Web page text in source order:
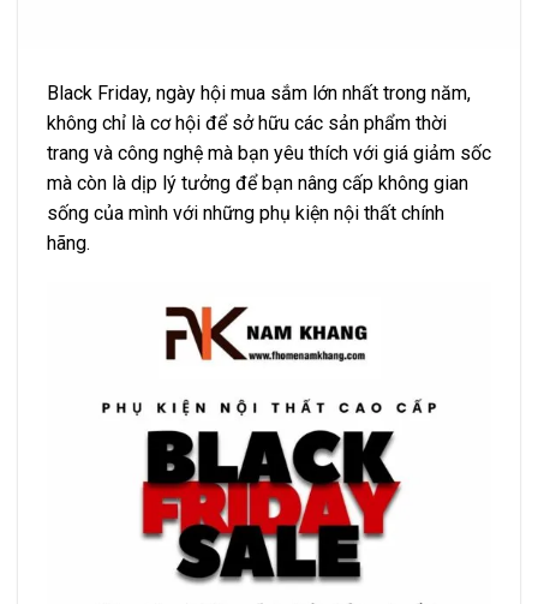
Black Friday, ngày hội mua sắm lớn nhất trong năm,
không chỉ là cơ hội để sở hữu các sản phẩm thời
trang và công nghệ mà bạn yêu thích với giá giảm sốc
mà còn là dịp lý tưởng để bạn nâng cấp không gian
sống của mình với những phụ kiện nội thất chính
hãng.